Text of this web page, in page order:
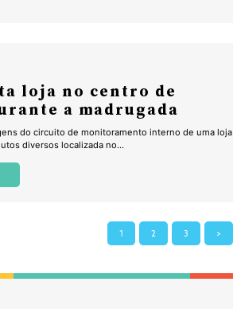
loja no centro de
a madrugada
do circuito de monitoramento interno de uma loja
diversos localizada no...
1 2 3 >